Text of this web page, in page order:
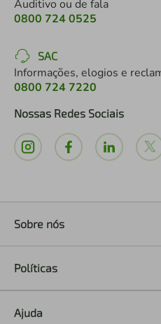
Auditivo ou de fala
0800 724 0525
SAC
Informações, elogios e
0800 724 7220
Nossas Redes Sociais
Sobre nós
Políticas
Ajuda